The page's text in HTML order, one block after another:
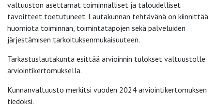
valtuuston asettamat toiminnalliset ja taloudelliset
tavoitteet toetutuneet. Lautakunnan tehtävänä on kiinnittää
huomiota toiminnan, toimintatapojen sekä palveluiden
järjestämisen tarkoituksenmukaisuuteen.
Tarkastuslautakunta esittää arvioinnin tulokset valtuustolle
arviointikertomuksella.
Kunnanvaltuusto merkitsi vuoden 2024 arviointikertomuksen
tiedoksi.